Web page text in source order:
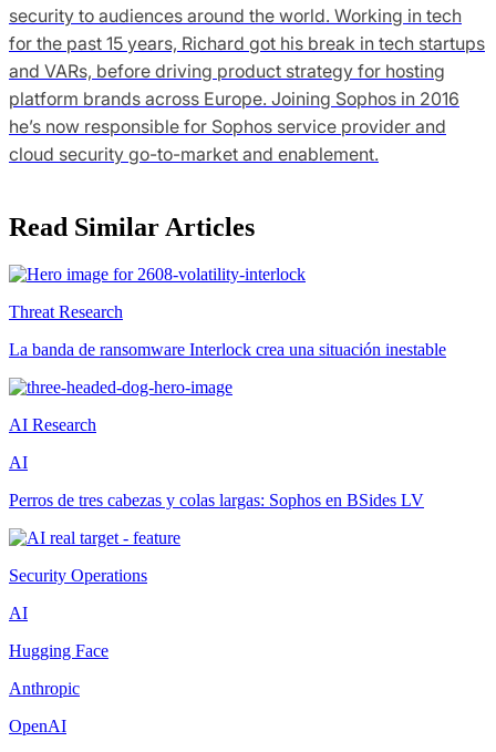
security to audiences around the world. Working in tech
for the past 15 years, Richard got his break in tech startups
and VARs, before driving product strategy for hosting
platform brands across Europe. Joining Sophos in 2016
he’s now responsible for Sophos service provider and
cloud security go-to-market and enablement.
Read Similar Articles
Threat Research
La banda de ransomware Interlock crea una situación inestable
AI Research
AI
Perros de tres cabezas y colas largas: Sophos en BSides LV
Security Operations
AI
Hugging Face
Anthropic
OpenAI